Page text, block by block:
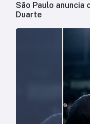
São Paulo anuncia
Duarte